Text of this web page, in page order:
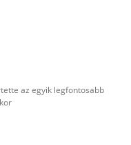
az egyik legfontosabb